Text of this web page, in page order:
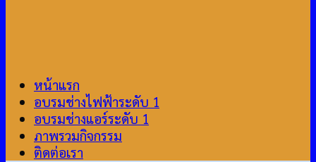
หน้าแรก
อบรมช่างไฟฟ้าระดับ 1
อบรมช่างแอร์ระดับ 1
ภาพรวมกิจกรรม
ติดต่อเรา